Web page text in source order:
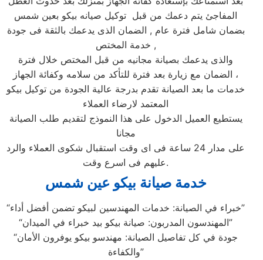
المفاجئ يتم دعمك من قبل توكيل صيانه بيكو بعين شمس
بضمان شامل فترة عام , الضمان الذى يدعمك بالثقة فى جودة
خدمة المختص ,
والذى يدعمك بصيانة مجانيه من قبل المختص خلال فترة
الضمان مع زيارة بعد فترة للتأكد من سلامه وكفائة الجهاز ،
خدمات ما بعد الصيانة تقدم بدرجة عالية الجودة من توكيل بيكو
المعتمد لارضاء العملاء
يستطيع العميل الدخول على هذا النموذج لتقديم طلب الصيانة
مجانا
على مدار 24 ساعة فى اى وقت استقبال شكوى العملاء والرد
عليهم فى اسرع وقت.
خدمة صيانة بيكو عين شمس
“خبراء في الصيانة: خدمات المهندسين لبيكو تضمن أفضل أداء”
“المهندسون المدربون: صيانة بيكو بيد خبراء في الميدان”
“جودة في كل تفاصيل الصيانة: مهندسو بيكو يوفرون الأمان
والكفاءة”